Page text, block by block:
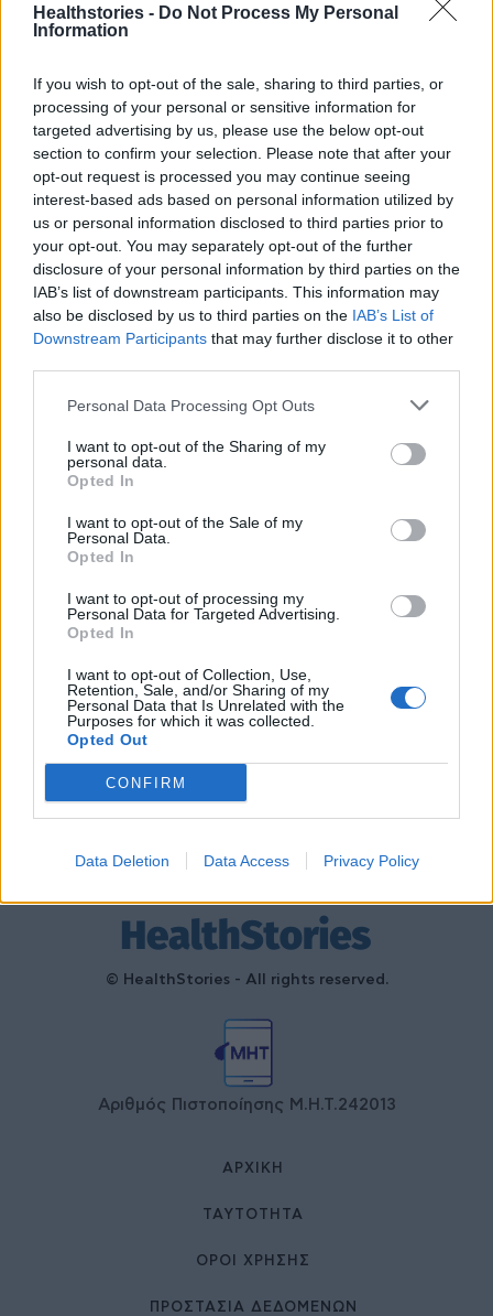
Healthstories - Do Not Process My Personal
Information
If you wish to opt-out of the sale, sharing to third parties, or
processing of your personal or sensitive information for
targeted advertising by us, please use the below opt-out
section to confirm your selection. Please note that after your
opt-out request is processed you may continue seeing
interest-based ads based on personal information utilized by
us or personal information disclosed to third parties prior to
your opt-out. You may separately opt-out of the further
disclosure of your personal information by third parties on the
IAB’s list of downstream participants. This information may
also be disclosed by us to third parties on the IAB’s List of
Downstream Participants that may further disclose it to other
Personal Data Processing Opt Outs
I want to opt-out of the Sharing of my
personal data.
Opted In
I want to opt-out of the Sale of my
Personal Data.
Opted In
I want to opt-out of processing my
Personal Data for Targeted Advertising.
Opted In
I want to opt-out of Collection, Use,
Retention, Sale, and/or Sharing of my
Personal Data that Is Unrelated with the
Purposes for which it was collected.
Opted Out
CONFIRM
Data Deletion Data Access Privacy Policy
9 πράγματα που δεν πρέπει να
λέτε σε έναν επισκέπτη
27 Φεβρουαρίου 2026
Πάνω από 100 μωρά έχουν
γεννηθεί μέσω εξωσωματικής, με
την υποστήριξη της Be-Live
27 Φεβρουαρίου 2026
που θέλεις να καταβροχθίσεις τα
27 Φεβρουαρίου 2026
Ωρίων – Σπάνια νοσήματα
συνδέονται με μνημεία που
διαμόρφωσαν την ιστορία και το
27 Φεβρουαρίου 2026
Γεωργιάδης: Πολλαπλά οφέλη από
τη συνεργασία δημοσίου και
ιδιωτικού τομέα
27 Φεβρουαρίου 2026
© HealthStories - All rights reserved.
Αριθμός Πιστοποίησης Μ.Η.Τ.242013
ΑΡΧΙΚΉ
ΤΑΥΤΌΤΗΤΑ
ΌΡΟΙ ΧΡΉΣΗΣ
ΠΡΟΣΤΑΣΙΑ ΔΕΔΟΜΕΝΩΝ